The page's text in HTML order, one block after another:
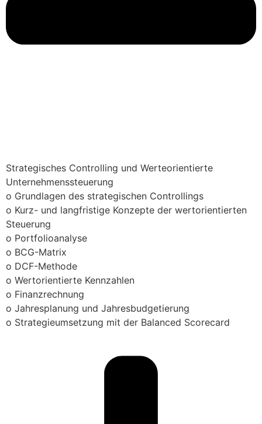
Strategisches Controlling und Werteorientierte
Unternehmenssteuerung
o Grundlagen des strategischen Controllings
o Kurz- und langfristige Konzepte der wertorientierten
Steuerung
o Portfolioanalyse
o BCG-Matrix
o DCF-Methode
o Wertorientierte Kennzahlen
o Finanzrechnung
o Jahresplanung und Jahresbudgetierung
o Strategieumsetzung mit der Balanced Scorecard